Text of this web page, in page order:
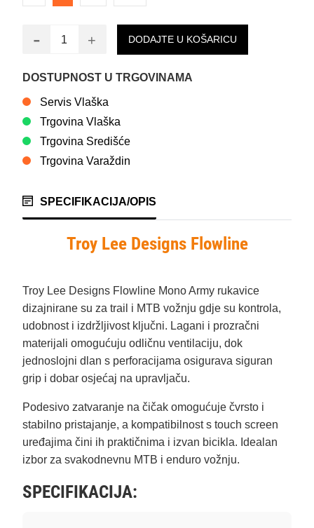
- + DODAJTE U KOŠARICU
DOSTUPNOST U TRGOVINAMA
Servis Vlaška
Trgovina Vlaška
Trgovina Središće
Trgovina Varaždin
SPECIFIKACIJA/OPIS
Troy Lee Designs Flowline
Troy Lee Designs Flowline Mono Army rukavice
dizajnirane su za trail i MTB vožnju gdje su kontrola,
udobnost i izdržljivost ključni. Lagani i prozračni
materijali omogućuju odličnu ventilaciju, dok
jednoslojni dlan s perforacijama osigurava siguran
grip i dobar osjećaj na upravljaču.
Podesivo zatvaranje na čičak omogućuje čvrsto i
stabilno pristajanje, a kompatibilnost s touch screen
uređajima čini ih praktičnima i izvan bicikla. Idealan
izbor za svakodnevnu MTB i enduro vožnju.
SPECIFIKACIJA: